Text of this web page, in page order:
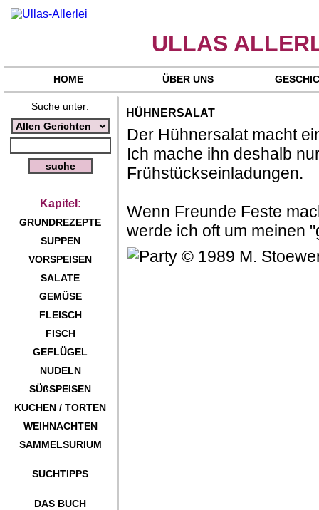
ULLAS
HOME ÜBER UNS
Suche unter:
Kapitel:
GRUNDREZEPTE
SUPPEN
VORSPEISEN
SALATE
GEMÜSE
FLEISCH
FISCH
GEFLÜGEL
NUDELN
SÜßSPEISEN
KUCHEN / TORTEN
WEIHNACHTEN
SAMMELSURIUM
SUCHTIPPS
DAS BUCH
HÜHNERSALAT
Der Hühnersalat macht
Ich mache ihn deshalb
Frühstückseinladungen.
Wenn Freunde Feste
werde ich oft um meinen